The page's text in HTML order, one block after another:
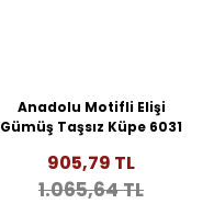
Anadolu Motifli Elişi
Gümüş Taşsız Küpe 6031
905,79 TL
1.065,64 TL